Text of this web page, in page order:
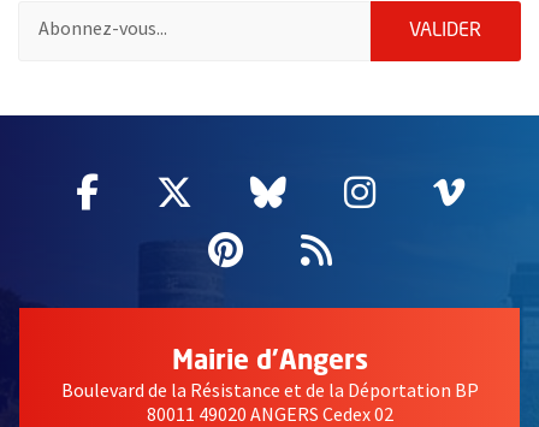
VALIDER
Facebook
, Ouvre une nouvelle fenêtre
Twitter
, Ouvre une nouvelle
Bluesky
, Ouvre une
Instagram
, Ouvre
,
Pinterest
, Ouvre une
Flux RSS
Mairie d'Angers
Boulevard de la Résistance et de la Déportation BP
80011 49020 ANGERS Cedex 02